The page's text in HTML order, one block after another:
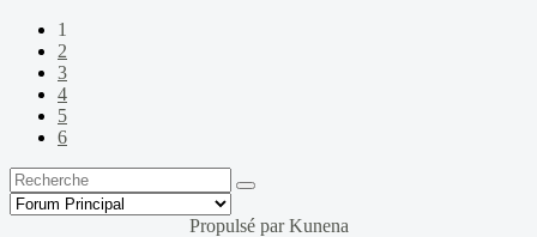
1
2
3
4
5
6
Propulsé parKunena